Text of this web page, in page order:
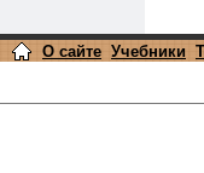
О сайте Учебники